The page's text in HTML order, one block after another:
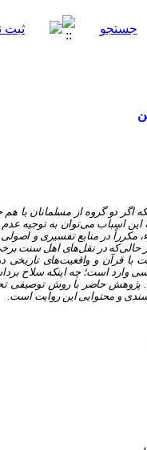
اگر دو گروه از مسلمانان با
اسباب می‌توان به توجیه
مکرراً در منابع تفسیری و
در نقل‌های اهل سنت
قرآن و واقعیت‌های تاریخی
است؛ چه اینکه سلاح
حاضر با روش توصیفی
سندی و محتوایی این روایت است.